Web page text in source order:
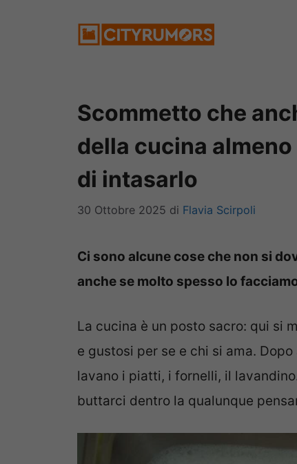
Scommetto che
della cucina
di intasarlo
30 Ottobre 2025 di Flavia Scirpoli
Ci sono alcune cose che non si
anche se molto spesso lo
La cucina è un posto sacro: qui si
e gustosi per se e chi si ama.
lavano i piatti, i fornelli, il
buttarci dentro la qualunque